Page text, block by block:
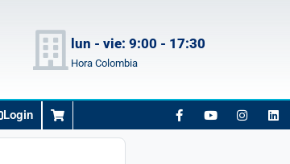
lun - vie: 9:00 - 17:30
Hora Colombia
Login